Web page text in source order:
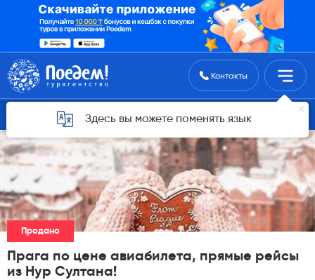
Поиск туровКонтакты
Здесь вы можете поменять язык
Горящие туры для Астаны
Продано
Прага по цене авиабилета, прямые рейсы
из Нур Султана!